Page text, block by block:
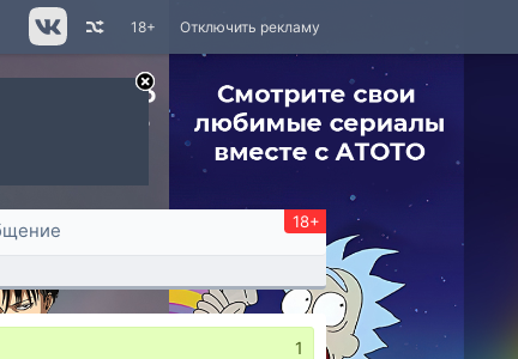
Отключить рекламу
18+
18+
1